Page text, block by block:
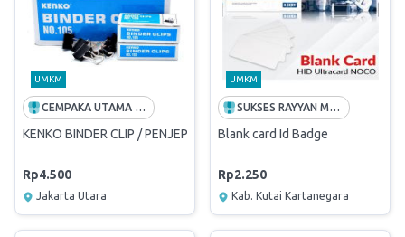
UMKM
CEMPAKA UTAMA BERSAMA
KENKO BINDER CLIP / PENJEPIT KERTAS / KLIP BINDER No.105
Rp4.500
Jakarta Utara
UMKM
SUKSES RAYYAN MANDIRI
Blank card Id Badge
Rp2.250
Kab. Kutai Kartanegara